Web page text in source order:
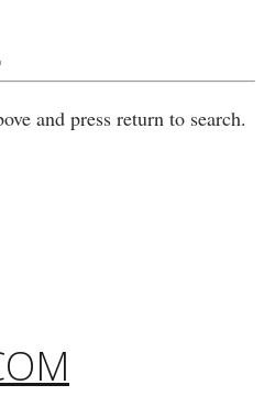
and press return to search.